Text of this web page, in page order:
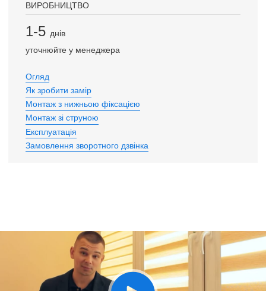
ВИРОБНИЦТВО
1-5 днів
уточнюйте у менеджера
Огляд
Як зробити замір
Монтаж з нижньою фіксацією
Монтаж зі струною
Експлуатація
Замовлення зворотного дзвінка